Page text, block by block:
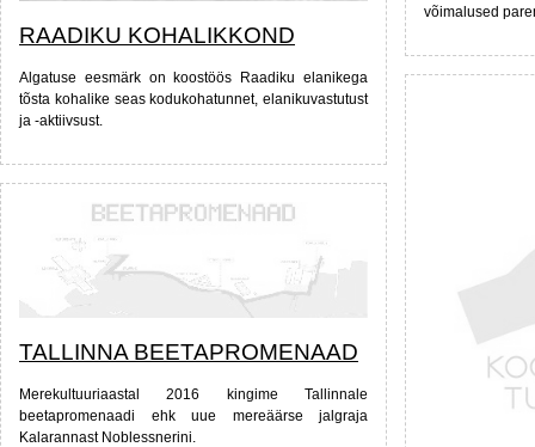
RAADIKU KOHALIKKOND
Algatuse eesmärk on koostöös Raadiku elanikega
tõsta kohalike seas kodukohatunnet, elanikuvastutust
ja -aktiivsust.
TALLINNA BEETAPROMENAAD
Merekultuuriaastal 2016 kingime Tallinnale
beetapromenaadi ehk uue mereäärse jalgraja
Kalarannast Noblessnerini.
võimalused